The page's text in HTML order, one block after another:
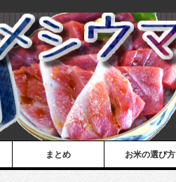
まとめ お米の選び方